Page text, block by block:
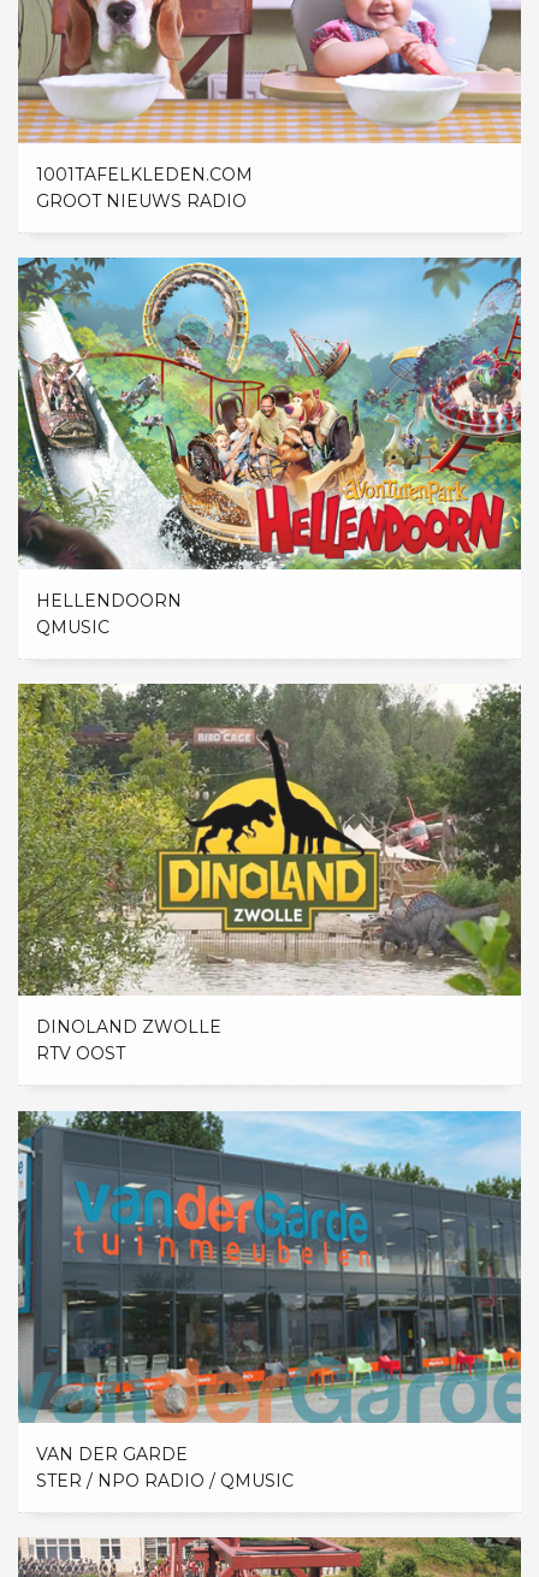
1001TAFELKLEDEN.COM
GROOT NIEUWS RADIO
HELLENDOORN
QMUSIC
DINOLAND ZWOLLE
RTV OOST
VAN DER GARDE
STER / NPO RADIO / QMUSIC